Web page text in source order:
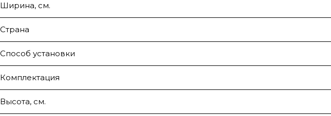
Ширина, см.
Страна
Способ установки
Комплектация
Высота, см.